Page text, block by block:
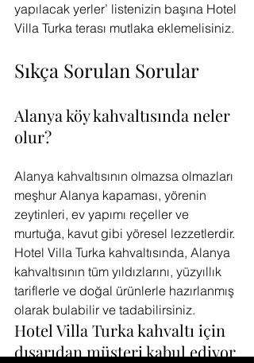
yapılacak yerler’ listenizin başına Hotel
Villa Turka terası mutlaka eklemelisiniz.
Sıkça Sorulan Sorular
Alanya köy kahvaltısında neler
olur?
Alanya kahvaltısının olmazsa olmazları
meşhur Alanya kapaması, yörenin
zeytinleri, ev yapımı reçeller ve
murtuğa, kavut gibi yöresel lezzetlerdir.
Hotel Villa Turka kahvaltısında, Alanya
kahvaltısının tüm yıldızlarını, yüzyıllık
tariflerle ve doğal ürünlerle hazırlanmış
olarak bulabilir ve tadabilirsiniz.
Hotel Villa Turka kahvaltı için
dışarıdan müşteri kabul ediyor